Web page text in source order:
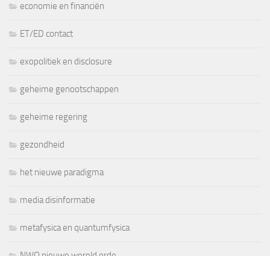
economie en financiën
ET/ED contact
exopolitiek en disclosure
geheime genootschappen
geheime regering
gezondheid
het nieuwe paradigma
media disinformatie
metafysica en quantumfysica